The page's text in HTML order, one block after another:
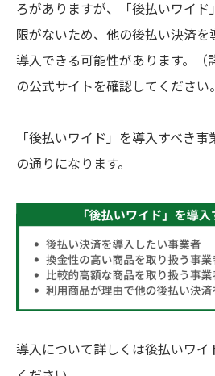
ろがありますが、「後払いワイド
限がないため、他の後払い決済を
導入できる可能性があります。（
の公式サイトを確認してください
「後払いワイド」を導入すべき
の通りになります。
導入について詳しくは後払いワイ